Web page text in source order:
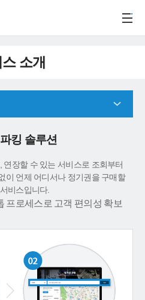
소개
킹 솔루션
장할 수 있는 서비스로 조회부터
이 언제 어디서나 정기권을 구매할
비스입니다.
프로세스로 고객 편의성 확보